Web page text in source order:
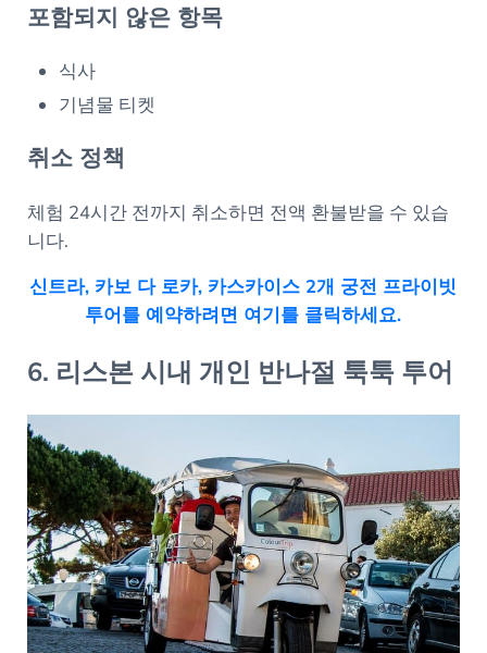
포함되지 않은 항목
식사
기념물 티켓
취소 정책
체험 24시간 전까지 취소하면 전액 환불받을 수 있습
니다.
신트라, 카보 다 로카, 카스카이스 2개 궁전 프라이빗
투어를 예약하려면 여기를 클릭하세요.
6. 리스본 시내 개인 반나절 툭툭 투어